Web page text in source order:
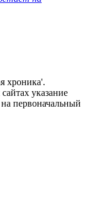
хроника'.
указание
первоначальный